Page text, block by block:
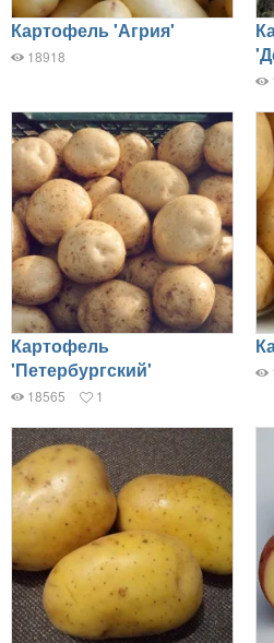
Картофель 'Агрия'
18918
Картофель
'Петербургский'
18565 1